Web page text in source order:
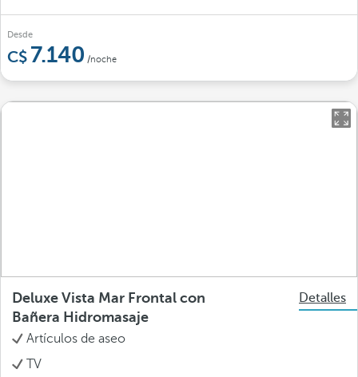
Desde
7.140 /noche
Deluxe Vista Mar Frontal con
Bañera Hidromasaje
Detalles
Artículos de aseo
TV